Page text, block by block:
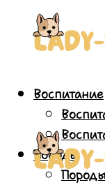
Воспитание
Породы